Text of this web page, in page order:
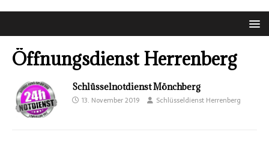
Öffnungsdienst Herrenberg
Schlüsselnotdienst Mönchberg
13. November 2019 Schlüsseldienst Herrenberg